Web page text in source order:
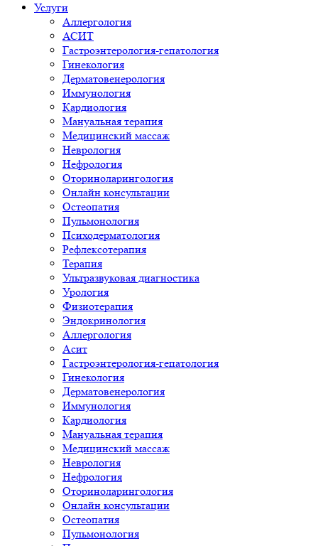
Услуги
Аллергология
АСИТ
Гастроэнтерология-гепатология
Гинекология
Дерматовенерология
Иммунология
Кардиология
Мануальная терапия
Медицинский массаж
Неврология
Нефрология
Оториноларингология
Онлайн консультации
Остеопатия
Пульмонология
Психодерматология
Рефлексотерапия
Терапия
Ультразвуковая диагностика
Урология
Физиотерапия
Эндокринология
Аллергология
Асит
Гастроэнтерология-гепатология
Гинекология
Дерматовенерология
Иммунология
Кардиология
Мануальная терапия
Медицинский массаж
Неврология
Нефрология
Оториноларингология
Онлайн консультации
Остеопатия
Пульмонология